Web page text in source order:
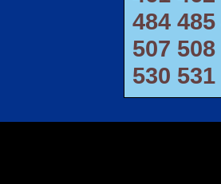
484 485
507 508
530 531